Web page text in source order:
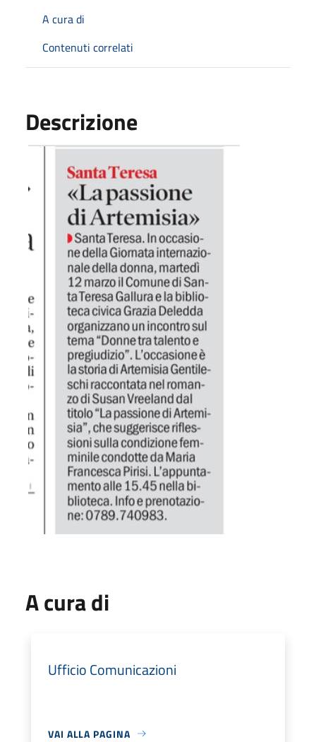
A cura di
Contenuti correlati
Descrizione
A cura di
Ufficio Comunicazioni
VAI ALLA PAGINA